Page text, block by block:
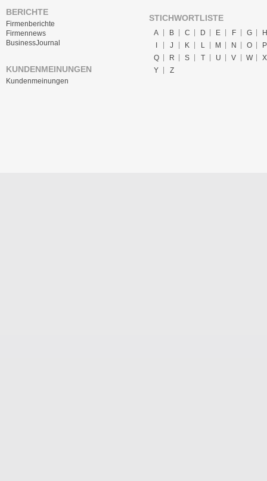
BERICHTE
Firmenberichte
Firmennews
BusinessJournal
KUNDENMEINUNGEN
Kundenmeinungen
STICHWORTLISTE
A B C D E F G
H
J K L M N O
P
Q
R S T U V W
X
Y
Z